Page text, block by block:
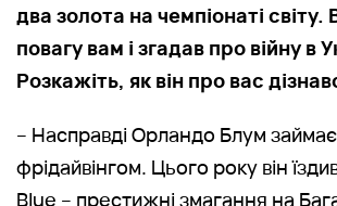
два золота на чемпіонаті світу.
повагу вам і згадав про війну в
Розкажіть, як він про вас
– Насправді Орландо Блум
фрідайвінгом. Цього року він
Blue – престижні змагання на